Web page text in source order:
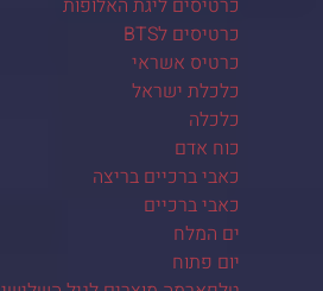
כרטיסים ליגת האלופות
כרטיסים לBTS
כרטיס אשראי
כלכלת ישראל
כלכלה
כוח אדם
כאבי ברכיים בריצה
כאבי ברכיים
ים המלח
יום פתוח